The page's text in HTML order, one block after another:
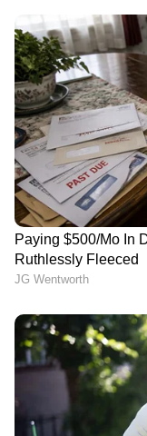
മകനും
സാമൂഹിക